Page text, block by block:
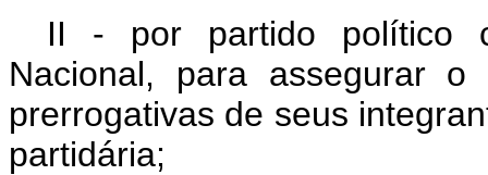
II - por partido político
Nacional, para assegurar
prerrogativas de seus
partidária;